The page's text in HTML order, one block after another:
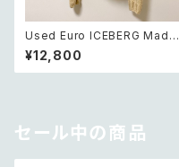
Used Euro ICEBERG Made i
n ITALY fur×knit off white
wool hoodie jacket レトロ
ユーロ ユーズド 古着 アイスバ
¥12,800
セール中の商品